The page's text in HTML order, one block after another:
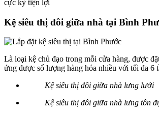
cực kỳ tiện lợi
Kệ siêu thị đôi giữa nhà tại Bình
Là loại kệ chủ đạo trong mỗi cửa hàng, được
ứng được số lượng hàng hóa nhiều với tối đa 6
Kệ siêu thị đôi giữa nhà lưng lưới
Kệ siêu thị đôi giữa nhà lưng tôn